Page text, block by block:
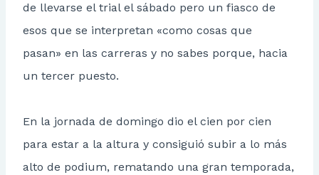
de llevarse el trial el sábado pero un fiasco de
esos que se interpretan «como cosas que
pasan» en las carreras y no sabes porque, hacia
un tercer puesto.
En la jornada de domingo dio el cien por cien
para estar a la altura y consiguió subir a lo más
alto de podium, rematando una gran temporada,